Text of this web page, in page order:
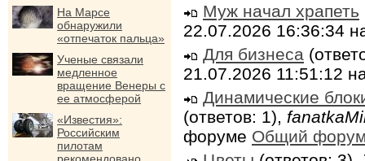
На Марсе
обнаружили
«отпечаток пальца»
Ученые связали
медленное
вращение Венеры с
ее атмосферой
«Известия»:
Российским
пилотам
Муж начал храпеть
22.07.2026 16:36:34
Для бизнеса
21.07.2026 11:51:12
Динамические
(ответов: 1),
форуме Общий